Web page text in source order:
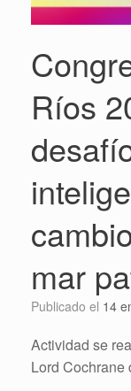
Ríos
mar
Publicado el 14
Actividad se
Lord Cochrane